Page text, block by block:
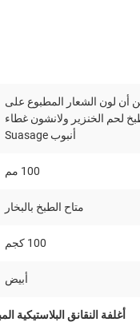
أن لون الشعار المطبوع على
لحم الخنزير ولانشون غطاء
أنبوب Suasage
100 مم
متاح الطبخ بالبخار
100 كجم
أبيض
أغلفة النقانق البلاستيكية